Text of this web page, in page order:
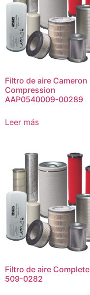
Filtro de aire Cameron
Compression
AAP0540009-00289
Leer más
Filtro de aire Complete
509-0282